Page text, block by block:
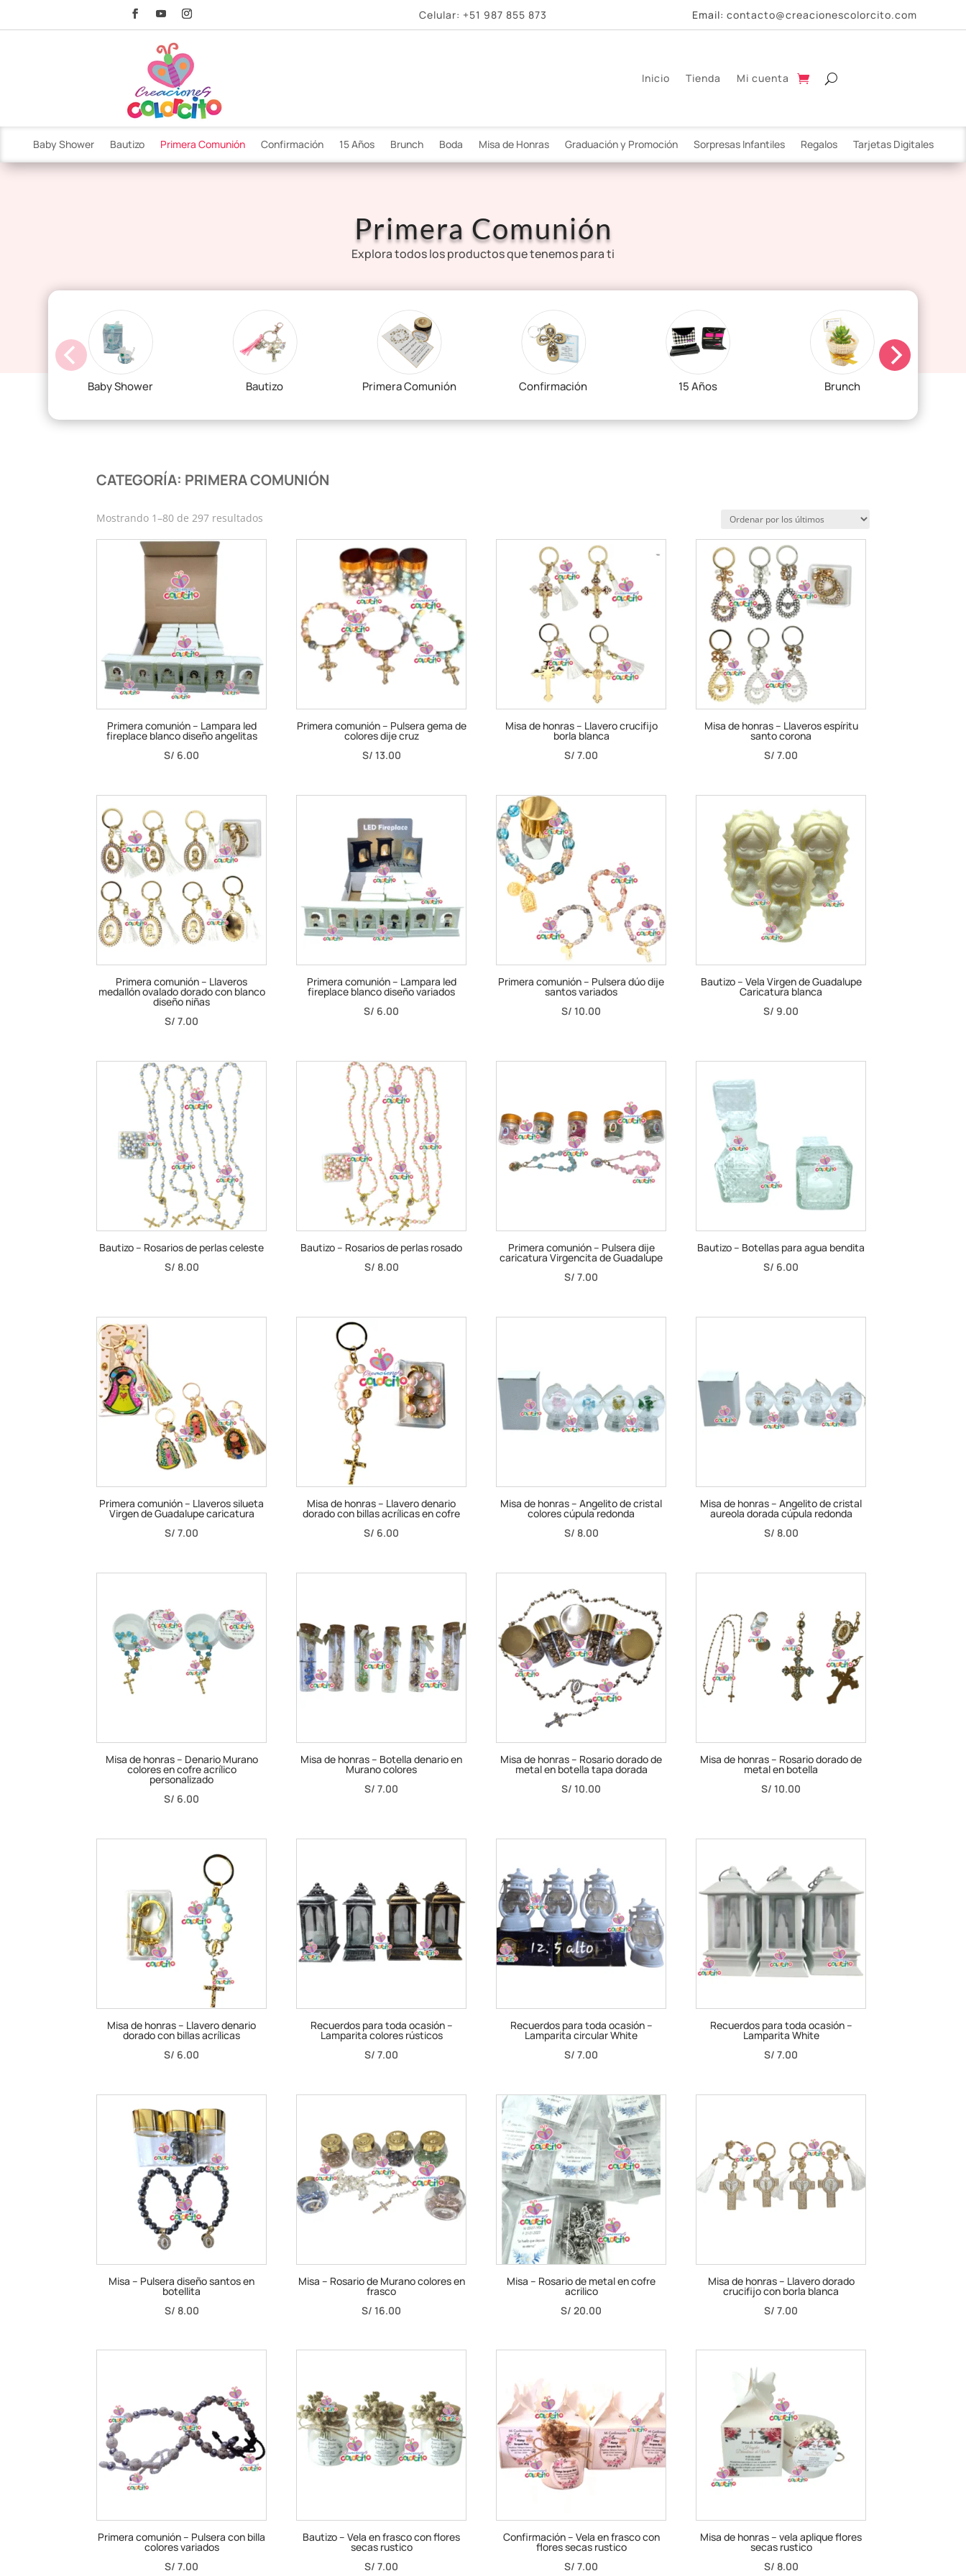
Celular: +51 987 855 873 Email:contacto@creacionescolorcito.com
Inicio Tienda Mi cuenta
Baby Shower Bautizo Primera Comunión Confirmación 15 Años Brunch Boda Misa de Honras Graduación y Promoción Sorpresas Infantiles Regalos Tarjetas Digitales
Primera Comunión
Explora todos los productos que tenemos para ti
Baby Shower Bautizo Primera Comunión Confirmación 15 Años Brunch
CATEGORÍA: PRIMERA COMUNIÓN
Mostrando 1–80 de 297 resultados
Primera comunión – Lampara led
fireplace blanco diseño angelitas
S/ 6.00
Primera comunión – Pulsera gema de
colores dije cruz
S/ 13.00
Misa de honras – Llavero crucifijo
borla blanca
S/ 7.00
Misa de honras – Llaveros espíritu
santo corona
S/ 7.00
Primera comunión – Llaveros
medallón ovalado dorado con blanco
diseño niñas
S/ 7.00
Primera comunión – Lampara led
fireplace blanco diseño variados
S/ 6.00
Primera comunión – Pulsera dúo dije
santos variados
S/ 10.00
Bautizo – Vela Virgen de Guadalupe
Caricatura blanca
S/ 9.00
Bautizo – Rosarios de perlas celeste
S/ 8.00
Bautizo – Rosarios de perlas rosado
S/ 8.00
Primera comunión – Pulsera dije
caricatura Virgencita de Guadalupe
S/ 7.00
Bautizo – Botellas para agua bendita
S/ 6.00
Primera comunión – Llaveros silueta
Virgen de Guadalupe caricatura
S/ 7.00
Misa de honras – Llavero denario
dorado con billas acrílicas en cofre
S/ 6.00
Misa de honras – Angelito de cristal
colores cúpula redonda
S/ 8.00
Misa de honras – Angelito de cristal
aureola dorada cúpula redonda
S/ 8.00
Misa de honras – Denario Murano
colores en cofre acrílico
personalizado
S/ 6.00
Misa de honras – Botella denario en
Murano colores
S/ 7.00
Misa de honras – Rosario dorado de
metal en botella tapa dorada
S/ 10.00
Misa de honras – Rosario dorado de
metal en botella
S/ 10.00
Misa de honras – Llavero denario
dorado con billas acrílicas
S/ 6.00
Recuerdos para toda ocasión –
Lamparita colores rústicos
S/ 7.00
Recuerdos para toda ocasión –
Lamparita circular White
S/ 7.00
Recuerdos para toda ocasión –
Lamparita White
S/ 7.00
Misa – Pulsera diseño santos en
botellita
S/ 8.00
Misa – Rosario de Murano colores en
frasco
S/ 16.00
Misa – Rosario de metal en cofre
acrilico
S/ 20.00
Misa de honras – Llavero dorado
crucifijo con borla blanca
S/ 7.00
Primera comunión – Pulsera con billa
colores variados
S/ 7.00
Bautizo – Vela en frasco con flores
secas rustico
S/ 7.00
Confirmación – Vela en frasco con
flores secas rustico
S/ 7.00
Misa de honras – vela aplique flores
secas rustico
S/ 8.00